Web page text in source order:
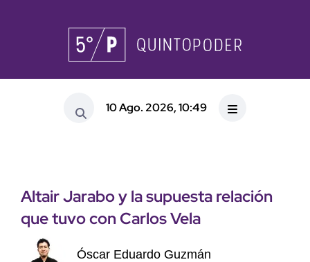
10 Ago. 2026, 10:49
Altair Jarabo y la supuesta relación
que tuvo con Carlos Vela
Óscar Eduardo Guzmán